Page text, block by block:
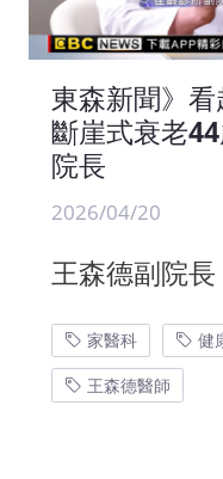
東森新聞》
斷崖式衰老
院長
2026/04/20
王森德副院長
家醫科 健
王森德醫師